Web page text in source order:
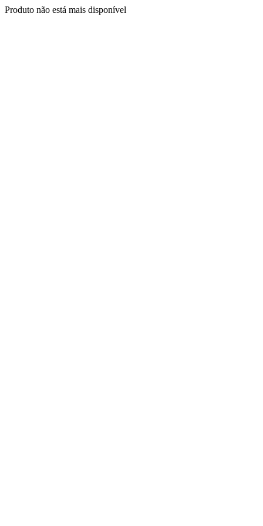
Produto não está mais disponível